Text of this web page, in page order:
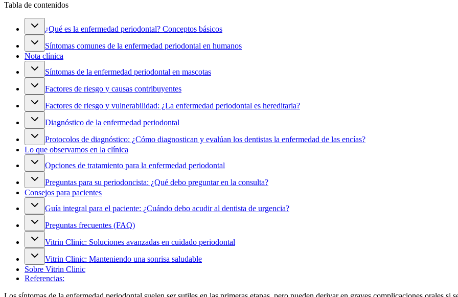
Tabla de contenidos
¿Qué es la enfermedad periodontal? Conceptos básicos
Síntomas comunes de la enfermedad periodontal en humanos
Nota clínica
Síntomas de la enfermedad periodontal en mascotas
Factores de riesgo y causas contribuyentes
Factores de riesgo y vulnerabilidad: ¿La enfermedad periodontal es hereditaria?
Diagnóstico de la enfermedad periodontal
Protocolos de diagnóstico: ¿Cómo diagnostican y evalúan los dentistas la enfermedad de las encías?
Lo que observamos en la clínica
Opciones de tratamiento para la enfermedad periodontal
Preguntas para su periodoncista: ¿Qué debo preguntar en la consulta?
Consejos para pacientes
Guía integral para el paciente: ¿Cuándo debo acudir al dentista de urgencia?
Preguntas frecuentes (FAQ)
Vitrin Clinic: Soluciones avanzadas en cuidado periodontal
Vitrin Clinic: Manteniendo una sonrisa saludable
Sobre Vitrin Clinic
Referencias: